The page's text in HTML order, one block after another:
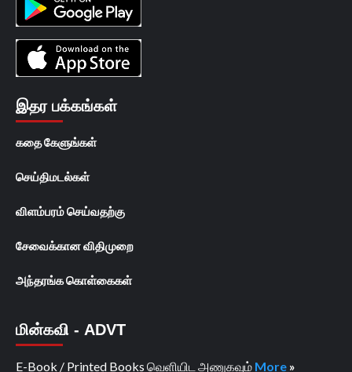
இதர பக்கங்கள்
கதை கேளுங்கள்
செய்திமடல்கள்
விளம்பரம் செய்வதற்கு
சேவைக்கான விதிமுறை
அந்தரங்க கொள்கைகள்
மின்கவி - ADVT
E-Book / Printed Books வெளியிட அணுகவும் More »